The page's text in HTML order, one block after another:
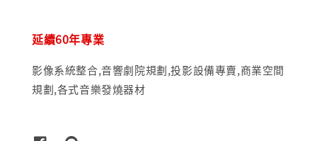
延續60年專業
影像系統整合,音響劇院規劃,投影設備專賣,商業空間
規劃,各式音樂發燒器材